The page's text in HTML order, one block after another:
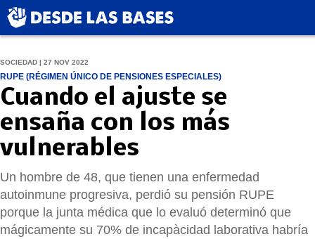
SOCIEDAD | 27 NOV 2022
RUPE (RÉGIMEN ÚNICO DE PENSIONES ESPECIALES)
Cuando el ajuste se
ensaña con los más
vulnerables
Un hombre de 48, que tienen una enfermedad
autoinmune progresiva, perdió su pensión RUPE
porque la junta médica que lo evaluó determinó que
mágicamente su 70% de incapàcidad laborativa habría